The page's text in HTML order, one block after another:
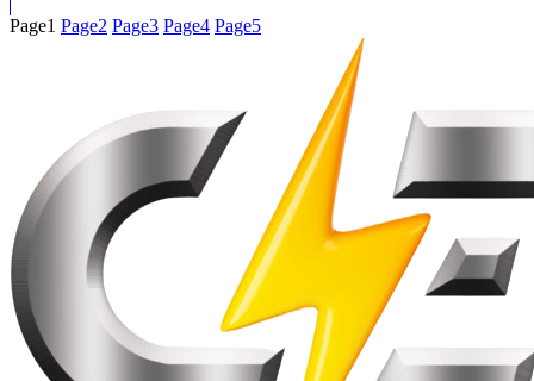
Page1 Page2 Page3 Page4 Page5